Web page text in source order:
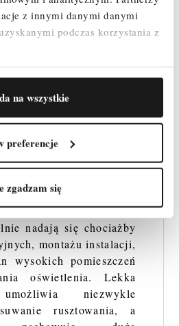
z innymi danymi danymi
podczas korzystania z
na wszystkie
preferencje
zgadzam się
rusztowań
10 – co
wiedzieć?
z tej serii świetnie
liczy się bezpieczeństwo
całym
nadają się chociażby
montażu instalacji,
wysokich pomieszczeń
oświetlenia. Lekka
niezwykle
rusztowania, a